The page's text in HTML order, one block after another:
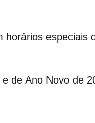
horários especiais
de Ano Novo de